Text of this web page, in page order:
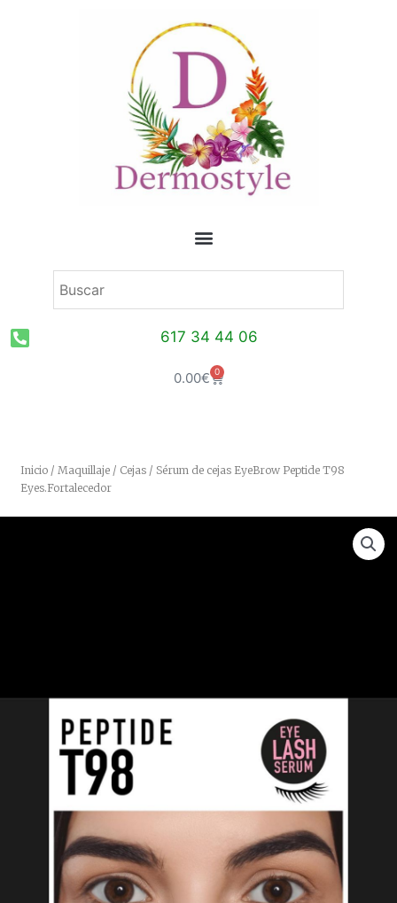
617 34 44 06
0.00€ 0 Carrito
Inicio / Maquillaje / Cejas / Sérum de cejas EyeBrow Peptide T98
Eyes.Fortalecedor